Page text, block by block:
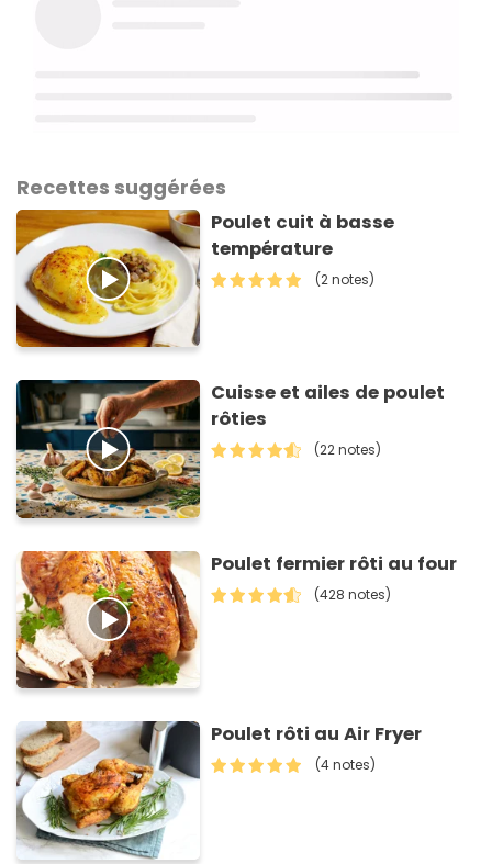
Recettes suggérées
Poulet cuit à basse
température
(2 notes)
Cuisse et ailes de poulet
rôties
(22 notes)
Poulet fermier rôti au four
(428 notes)
Poulet rôti au Air Fryer
(4 notes)